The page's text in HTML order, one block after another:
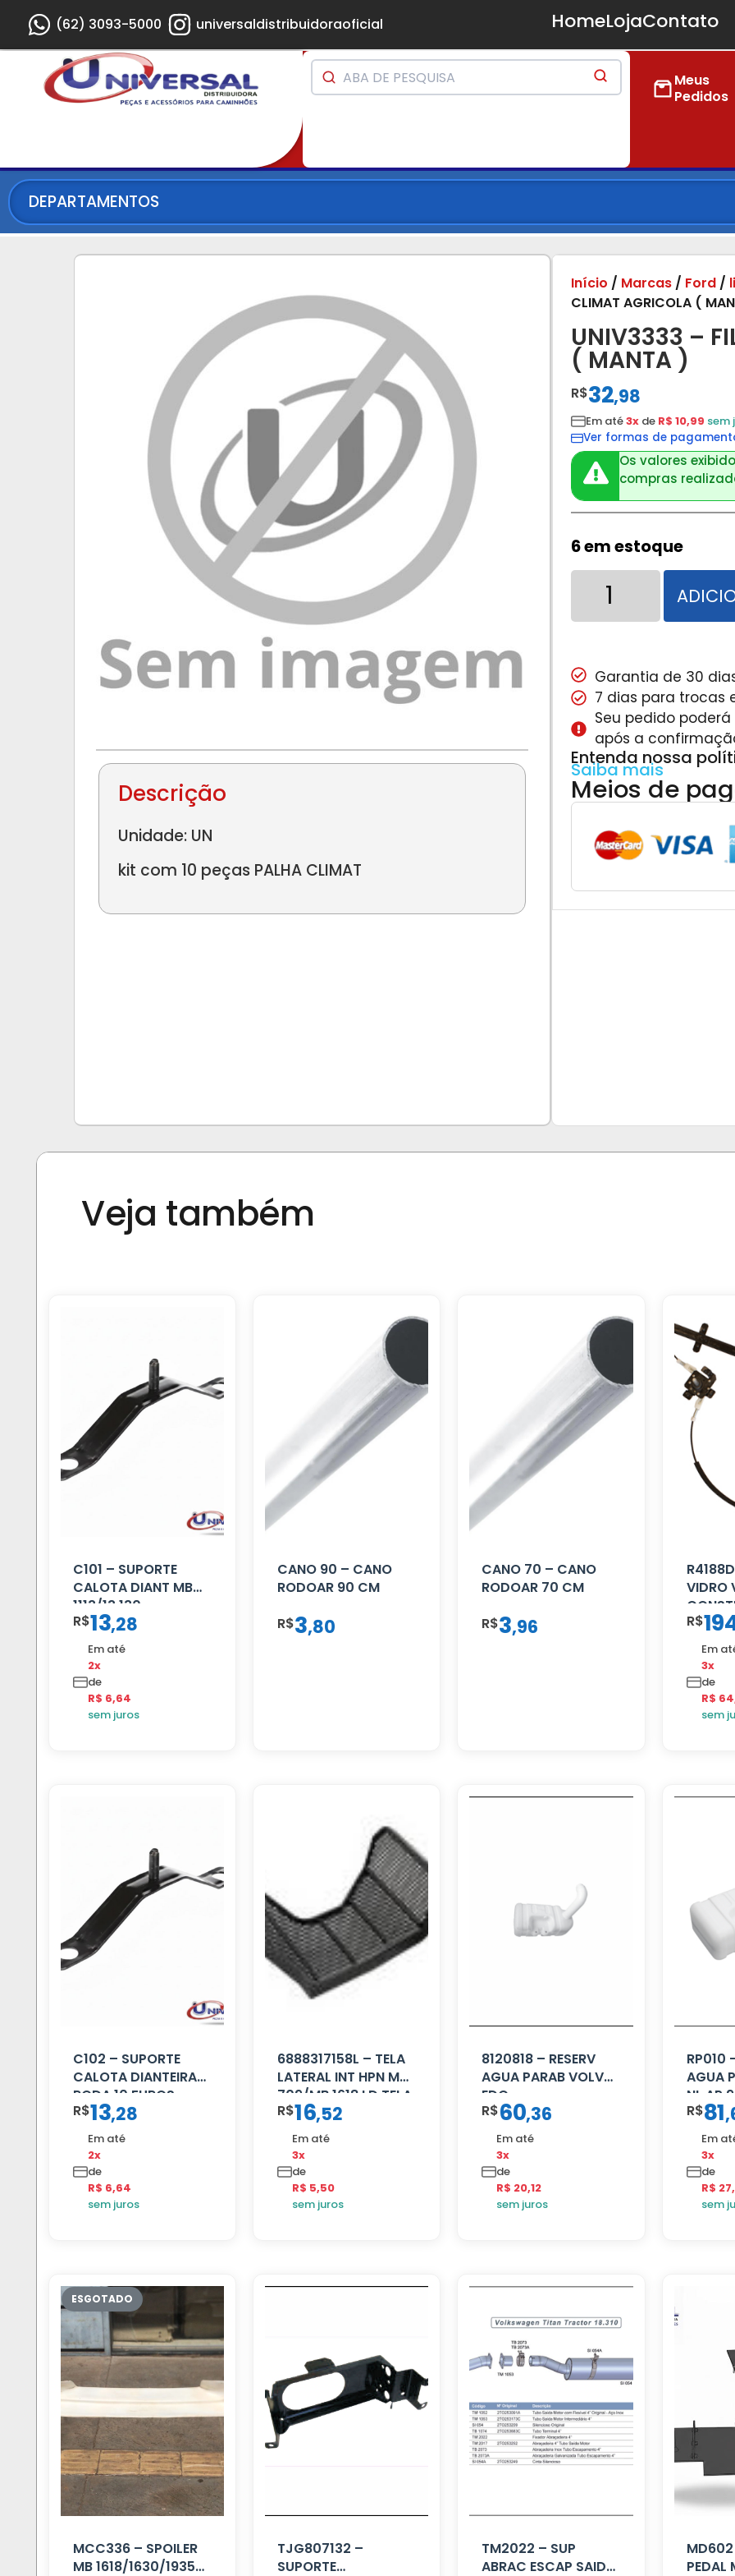
(62) 3093-5000 universaldistribuidoraoficial HomeLojaContato
Meus
Pedidos
DEPARTAMENTOS
Descrição
Unidade: UN
kit com 10 peças PALHA CLIMAT
UNIV3333 –
( MANTA )
Início / Marcas / Ford /
CLIMAT AGRICOLA (
R$32,98
Em até3x de R$ 10,99 sem
Ver formas de
Os valores
compras
6 em estoque
Garantia de 30
7 dias para trocas
Seu pedido
após a
Entenda nossa
Saiba mais
Meios de
Veja também
C101 – SUPORTE
CALOTA DIANT MB
1113/13.130
R$13,28
Em até
2x
de
R$ 6,64
sem juros
CANO 90 – CANO
RODOAR 90 CM
R$3,80
CANO 70 – CANO
RODOAR 70 CM
R$3,96
VIDRO
R$
Em
3x
de
R$
sem
C102 – SUPORTE
CALOTA DIANTEIRA
RODA 10 FUROS
R$13,28
Em até
2x
de
R$ 6,64
sem juros
6888317158L – TELA
LATERAL INT HPN MB
709/MB 1618 LD TELA
R$16,52
Em até
3x
de
R$ 5,50
sem juros
8120818 – RESERV
AGUA PARAB VOLVO
EDC
R$60,36
Em até
3x
de
R$ 20,12
sem juros
RP010
AGUA
NL AP
R$81,
Em
3x
de
R$
sem
MCC336 – SPOILER
MB 1618/1630/1935
TJG807132 –
SUPORTE
TM2022 – SUP
ABRAC ESCAP SAIDA
PEDAL